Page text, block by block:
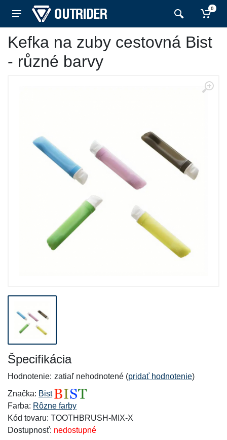
0
Kefka na zuby cestovná Bist
- různé barvy
Špecifikácia
Hodnotenie: zatiaľ nehodnotené (pridať hodnotenie)
Značka: Bist
Farba: Rôzne farby
Kód tovaru: TOOTHBRUSH-MIX-X
Dostupnosť: nedostupné